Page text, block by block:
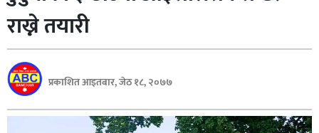
अर्थ
रसरङ्ग
यौन/
स्वास्थ्य
राख्ने तयारी
प्रकाशित आइतबार, जेठ १८, २०७७